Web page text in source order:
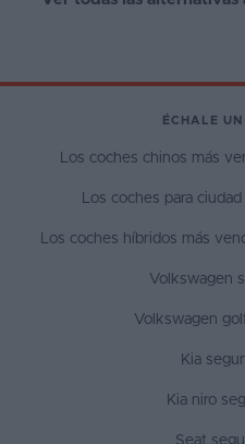
ÉCHALE
Los coches chinos más
Los coches para
Los coches híbridos más
Volkswagen
Volkswagen
Kia
Kia niro
Seat